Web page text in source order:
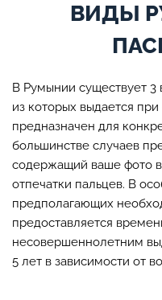
ВИДЫ
В Румынии существует 3
из которых выдается
предназначен для
большинстве случаев
содержащий ваше фото
отпечатки пальцев. В
предполагающих
предоставляется
несовершеннолетним
5 лет в зависимости от